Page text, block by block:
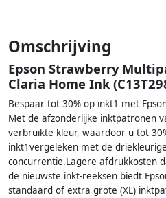
Omschrijving
Epson Strawberry
Claria Home Ink
Bespaar tot 30% op inkt1 met
Met de afzonderlijke inktpatronen
verbruikte kleur, waardoor u tot
inkt1vergeleken met de
concurrentie.Lagere afdrukkosten
de nieuwste inkt-reeksen biedt
standaard of extra grote (XL)